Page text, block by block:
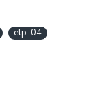
etp-04